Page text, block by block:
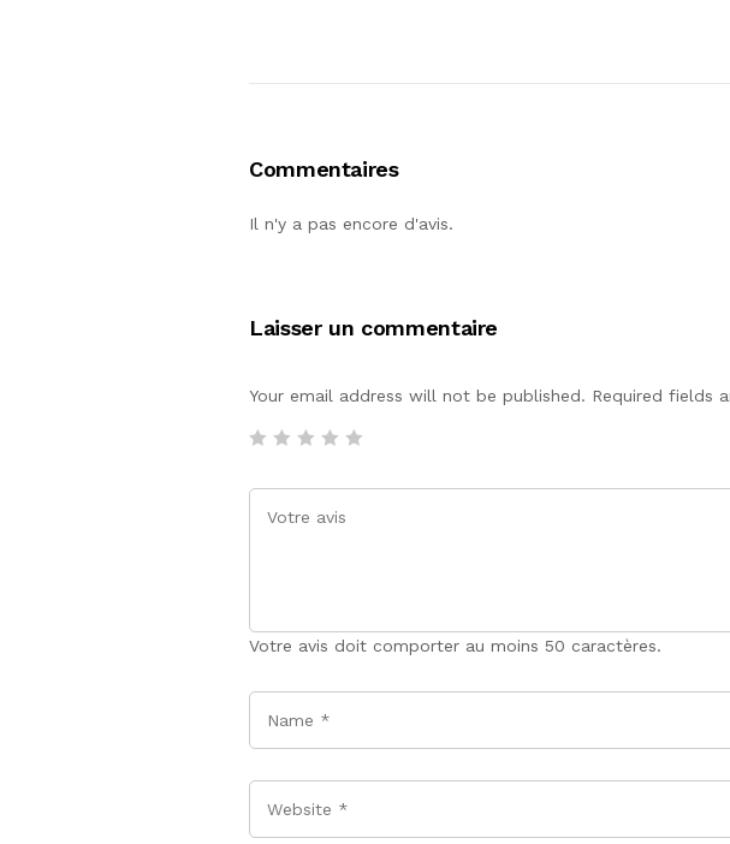
Commentaires
Il n'y a pas encore d'avis.
Laisser un commentaire
Your email address will not be published. Required fields
Votre avis doit comporter au moins 50 caractères.